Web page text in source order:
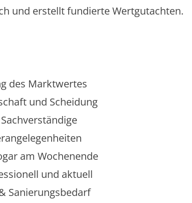
und erstellt fundierte Wertgutachten.
des Marktwertes
und Scheidung
am Wochenende
und aktuell
Sanierungsbedarf